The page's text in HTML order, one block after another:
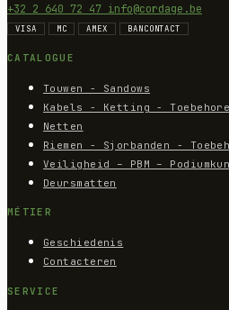
+32 2 640 72 47 info@cordage.be
VISA MC AMEX BANCONTACT
CATALOGUE
Touwen - Sandows
Kabels - Ketting -
Netten
Riemen - Sjorbanden -
Veiligheid – PBM –
Deursmatten
MÉTIER
Geschiedenis
Contacteren
SERVICE